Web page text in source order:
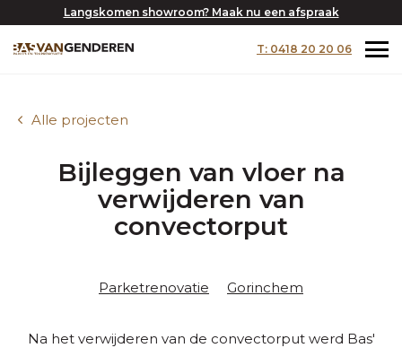
Langskomen showroom? Maak nu een afspraak
T: 0418 20 20 06
Alle projecten
Bijleggen van vloer na
verwijderen van
convectorput
Parketrenovatie Gorinchem
Na het verwijderen van de convectorput werd Bas'